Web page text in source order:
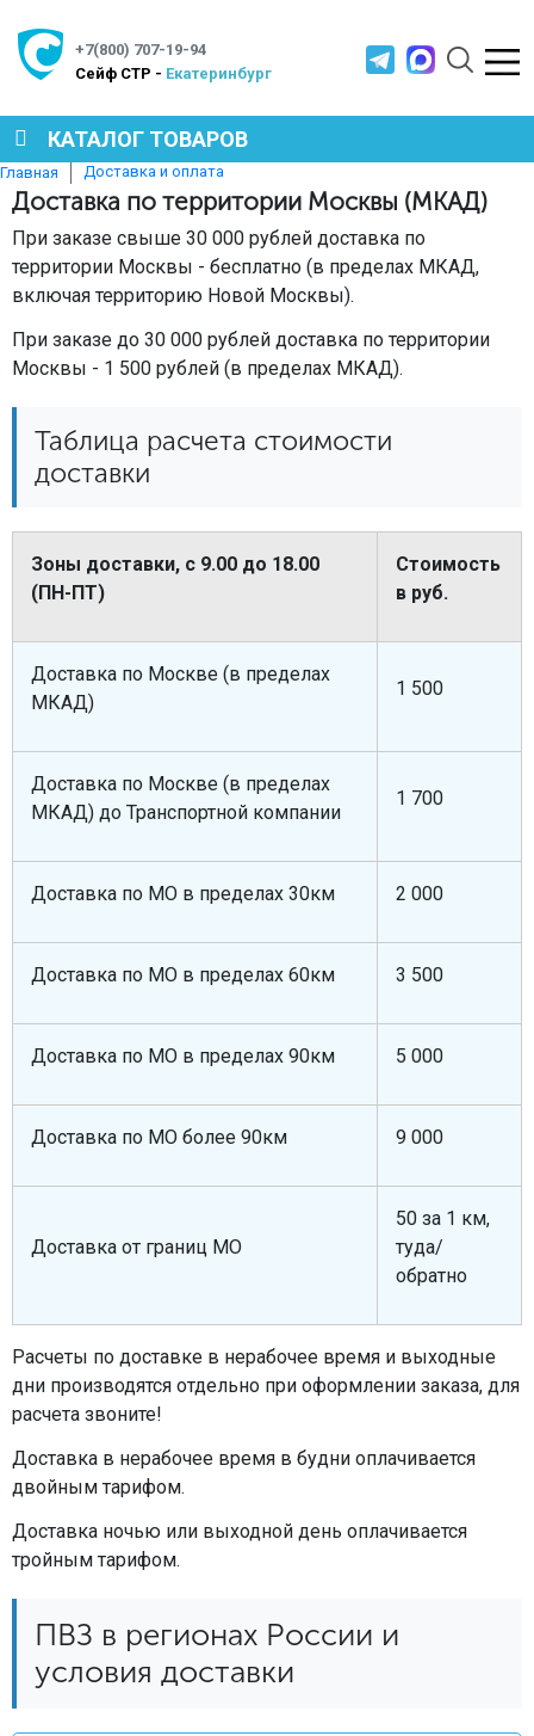
+7(800) 707-19-94
Cейф СТР - Екатеринбург
КАТАЛОГ ТОВАРОВ
СЕЙФЫ
МЕТАЛЛИЧЕСКАЯ МЕБЕЛЬ
МЕТАЛЛИЧЕСКИЕ СТЕЛЛАЖИ
ПРОИЗВОДСТВЕННАЯ МЕБЕЛЬ
МЕБЕЛЬ ДЛЯ ДОМА
СТАЛЬНЫЕ ДВЕРИ
Главная Доставка и оплата
Доставка по территории Москвы (МКАД)
При заказе свыше 30 000 рублей доставка по
территории Москвы - бесплатно (в пределах МКАД,
включая территорию Новой Москвы).
При заказе до 30 000 рублей доставка по территории
Москвы - 1 500 рублей (в пределах МКАД).
Таблица расчета стоимости
доставки
Зоны доставки, с 9.00 до 18.00
(ПН-ПТ)
Стоимость
в руб.
Доставка по Москве (в пределах
МКАД)
1 500
Доставка по Москве (в пределах
МКАД) до Транспортной компании
1 700
Доставка по МО в пределах 30км 2 000
Доставка по МО в пределах 60км 3 500
Доставка по МО в пределах 90км 5 000
Доставка по МО более 90км 9 000
Доставка от границ МО
50 за 1 км,
туда/
обратно
Расчеты по доставке в нерабочее время и выходные
дни производятся отдельно при оформлении заказа, для
расчета звоните!
Доставка в нерабочее время в будни оплачивается
двойным тарифом.
Доставка ночью или выходной день оплачивается
тройным тарифом.
ПВЗ в регионах России и
условия доставки